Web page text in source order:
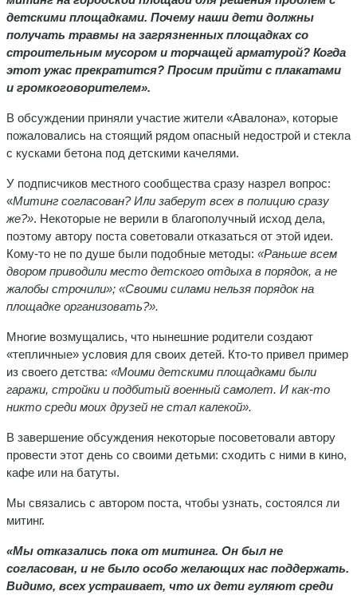
детскими площадками. Почему наши дети должны
получать травмы на загрязненных площадках со
строительным мусором и торчащей арматурой? Когда
этот ужас прекратится? Просим прийти с плакатами
и громкоговорителем».
В обсуждении приняли участие жители «Авалона», которые
пожаловались на стоящий рядом опасный недострой и стекла
с кусками бетона под детскими качелями.
У подписчиков местного сообщества сразу назрел вопрос:
«Митинг согласован? Или заберут всех в полицию сразу
же?». Некоторые не верили в благополучный исход дела,
поэтому автору поста советовали отказаться от этой идеи.
Кому-то не по душе были подобные методы: «Раньше всем
двором приводили место детского отдыха в порядок, а не
жалобы строчили»; «Своими силами нельзя порядок на
площадке организовать?».
Многие возмущались, что нынешние родители создают
«тепличные» условия для своих детей. Кто-то привел пример
из своего детства: «Моими детскими площадками были
гаражи, стройки и подбитый военный самолет. И как-то
никто среди моих друзей не стал калекой».
В завершение обсуждения некоторые посоветовали автору
провести этот день со своими детьми: сходить с ними в кино,
кафе или на батуты.
Мы связались с автором поста, чтобы узнать, состоялся ли
митинг.
«Мы отказались пока от митинга. Он был не
согласован, и не было особо желающих нас поддержать.
Видимо, всех устраивает, что их дети гуляют среди